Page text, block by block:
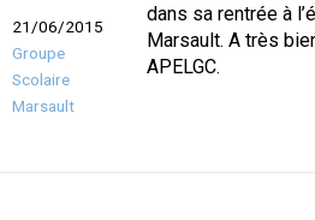
21/06/2015
Groupe
Scolaire
Marsault
dans sa rentrée à
Marsault. A très
APELGC.